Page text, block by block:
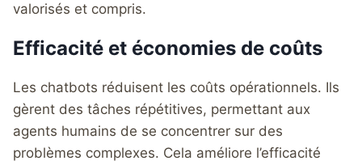
valorisés et compris.
Efficacité et économies de coûts
Les chatbots réduisent les coûts opérationnels. Ils
gèrent des tâches répétitives, permettant aux
agents humains de se concentrer sur des
problèmes complexes. Cela améliore l’efficacité